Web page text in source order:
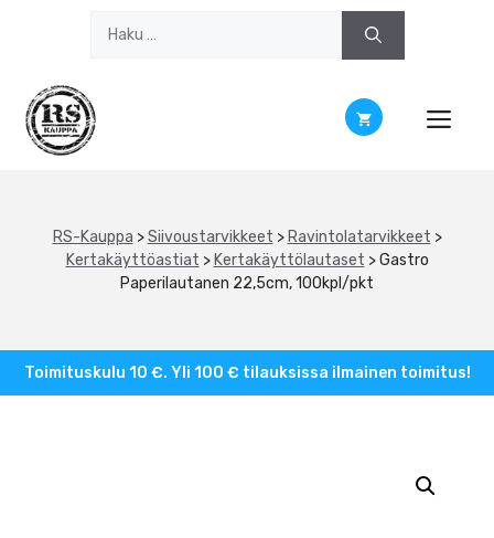
RS-Kauppa >Siivoustarvikkeet > Ravintolatarvikkeet >
Kertakäyttöastiat > Kertakäyttölautaset >Gastro
Paperilautanen 22,5cm, 100kpl/pkt
Toimituskulu 10 €. Yli 100 € tilauksissa ilmainen toimitus!